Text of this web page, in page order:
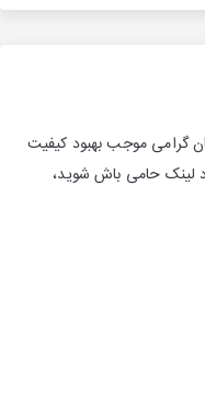
گرامی موجب بهبود کیفیت
لینک حامی باش شوید،